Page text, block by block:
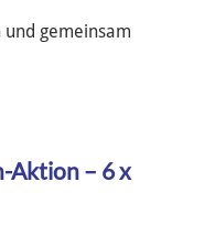
gemeinsam
Aktion – 6 x